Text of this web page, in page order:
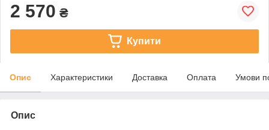
2 570 ₴
Купити
Опис Характеристики Доставка Оплата Умови
Опис